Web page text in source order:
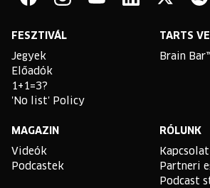
FESZTIVÁL
Jegyek
Előadók
1+1=3?
'No list' Policy
TARTS
Brain
MAGAZIN
Videók
Podcastek
RÓLUNK
Kapcsolat
Partneri
Podcast